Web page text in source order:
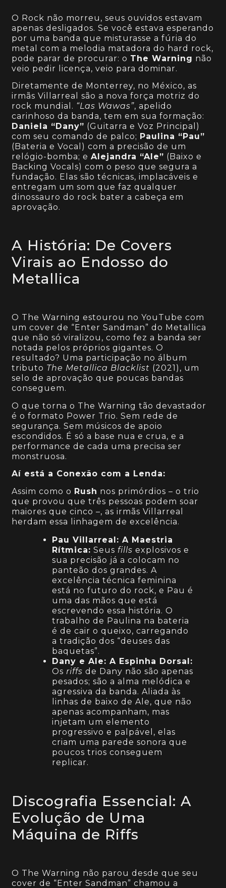
O Rock não morreu, seus ouvidos estavam
apenas desligados. Se você estava esperando
por uma banda que misturasse a fúria do
metal com a melodia matadora do hard rock,
pode parar de procurar: o The Warning não
veio pedir licença, veio para dominar.
Diretamente de Monterrey, no México, as
irmãs Villarreal são a nova força motriz do
rock mundial. “Las Wawas”, apelido
carinhoso da banda, tem em sua formação:
Daniela “Dany” (Guitarra e Voz Principal)
com seu comando de palco; Paulina “Pau”
(Bateria e Vocal) com a precisão de um
relógio-bomba; eAlejandra “Ale” (Baixo e
Backing Vocals) com o peso que segura a
fundação. Elas são técnicas, implacáveis e
entregam um som que faz qualquer
dinossauro do rock bater a cabeça em
aprovação.
A História: De Covers
Virais ao Endosso do
Metallica
O The Warning estourou no YouTube com
um cover de “Enter Sandman” do Metallica
que não só viralizou, como fez a banda ser
notada pelos próprios gigantes. O
resultado? Uma participação no álbum
tributo The Metallica Blacklist (2021), um
selo de aprovação que poucas bandas
conseguem.
O que torna o The Warning tão devastador
é o formato Power Trio. Sem rede de
segurança. Sem músicos de apoio
escondidos. É só a base nua e crua, e a
performance de cada uma precisa ser
monstruosa.
Aí está a Conexão com a Lenda:
Assim como o Rush nos primórdios – o trio
que provou que três pessoas podem soar
maiores que cinco –, as irmãs Villarreal
herdam essa linhagem de excelência.
Pau Villarreal: A Maestria
Rítmica: Seus fills explosivos e
sua precisão já a colocam no
panteão dos grandes. A
excelência técnica feminina
está no futuro do rock, e Pau é
uma das mãos que está
escrevendo essa história. O
trabalho de Paulina na bateria
é de cair o queixo, carregando
a tradição dos “deuses das
baquetas”.
Dany e Ale: A Espinha Dorsal:
Os riffs de Dany não são apenas
pesados; são a alma melódica e
agressiva da banda. Aliada às
linhas de baixo de Ale, que não
apenas acompanham, mas
injetam um elemento
progressivo e palpável, elas
criam uma parede sonora que
poucos trios conseguem
replicar.
Discografia Essencial: A
Evolução de Uma
Máquina de Riffs
O The Warning não parou desde que seu
cover de “Enter Sandman” chamou a